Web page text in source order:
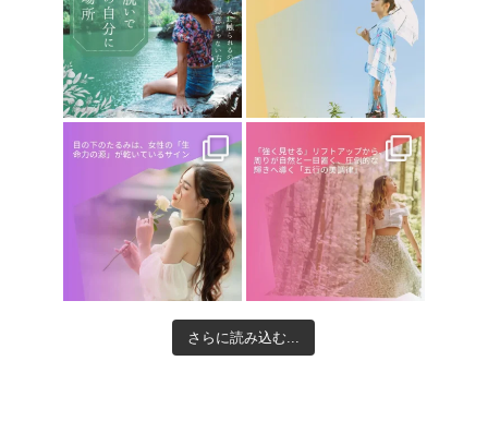
さらに読み込む...